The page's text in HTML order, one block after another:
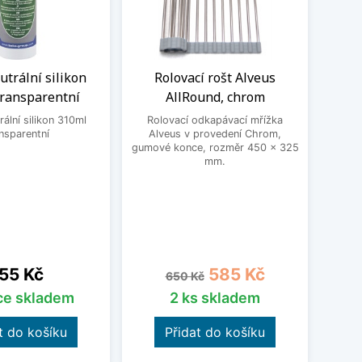
silikon
silikon 310ml
Kč
skladem
do košíku
Rolovací rošt Alveus
AllRound, chrom
Rolovací odkapávací mřížka
Alveus v provedení Chrom,
gumové konce, rozměr 450 x 325
mm.
Běžná cena
650 Kč Cena
585 Kč
2 ks skladem
Přidat do košíku